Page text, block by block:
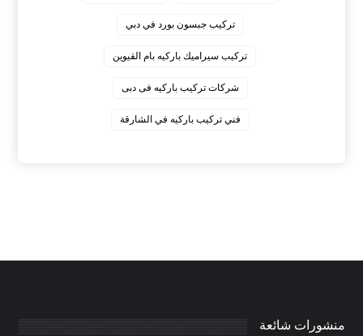
‏تركيب جبسون بورد في دبي
‏تركيب سيراميك باركيه بام القيوين
‏شركات تركيب باركيه فى دبى
‏فني تركيب باركيه في الشارقة
منشورات شائعة